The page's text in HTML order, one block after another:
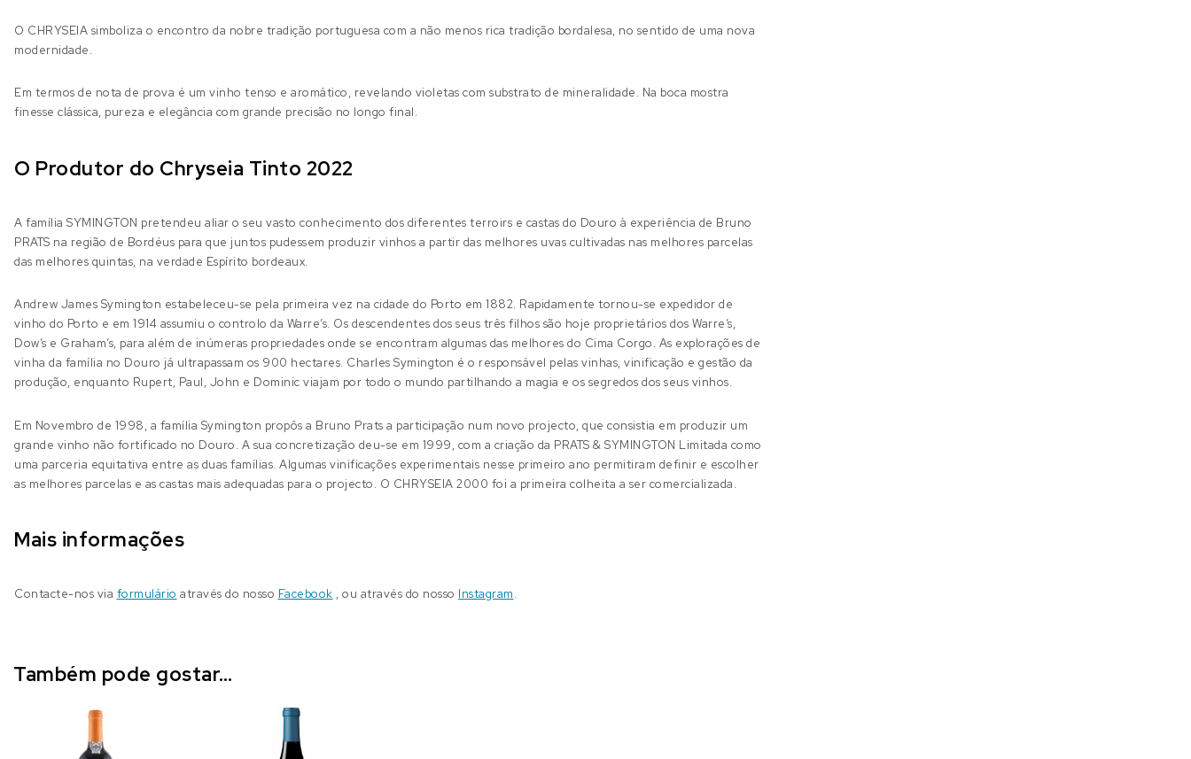
O CHRYSEIA simboliza o encontro da nobre tradição portuguesa com a não menos rica tradição bordalesa, no sentido de uma nova
modernidade.
Em termos de nota de prova é um vinho tenso e aromático, revelando violetas com substrato de mineralidade. Na boca mostra
finesse clássica, pureza e elegância com grande precisão no longo final.
O Produtor do Chryseia Tinto 2022
A família SYMINGTON pretendeu aliar o seu vasto conhecimento dos diferentes terroirs e castas do Douro à experiência de Bruno
PRATS na região de Bordéus para que juntos pudessem produzir vinhos a partir das melhores uvas cultivadas nas melhores parcelas
das melhores quintas, na verdade Espírito bordeaux.
Andrew James Symington estabeleceu-se pela primeira vez na cidade do Porto em 1882. Rapidamente tornou-se expedidor de
vinho do Porto e em 1914 assumiu o controlo da Warre’s. Os descendentes dos seus três filhos são hoje proprietários dos Warre’s,
Dow’s e Graham’s, para além de inúmeras propriedades onde se encontram algumas das melhores do Cima Corgo. As explorações de
vinha da família no Douro já ultrapassam os 900 hectares. Charles Symington é o responsável pelas vinhas, vinificação e gestão da
produção, enquanto Rupert, Paul, John e Dominic viajam por todo o mundo partilhando a magia e os segredos dos seus vinhos.
Em Novembro de 1998, a família Symington propôs a Bruno Prats a participação num novo projecto, que consistia em produzir um
grande vinho não fortificado no Douro. A sua concretização deu-se em 1999, com a criação da PRATS & SYMINGTON Limitada como
uma parceria equitativa entre as duas famílias. Algumas vinificações experimentais nesse primeiro ano permitiram definir e escolher
as melhores parcelas e as castas mais adequadas para o projecto. O CHRYSEIA 2000 foi a primeira colheita a ser comercializada.
Mais informações
Contacte-nos via formulário através do nosso Facebook , ou através do nosso Instagram.
Também pode gostar…